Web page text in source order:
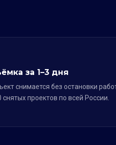
за 1–3 дня
снимается без остановки
снятых проектов по всей России.